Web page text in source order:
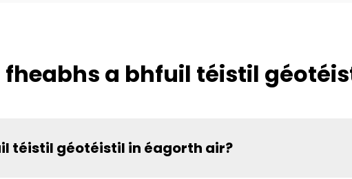
fheabhs a bhfuil téistil
téistil géotéistil in éagorth air?